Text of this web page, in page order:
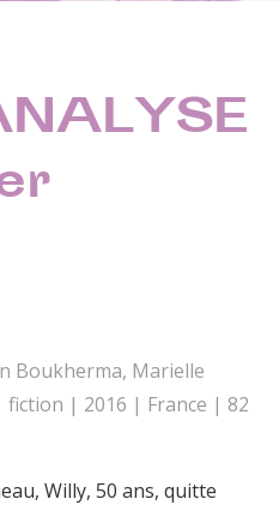
Boukherma, Marielle
fiction | 2016 | France | 82
Willy, 50 ans, quitte